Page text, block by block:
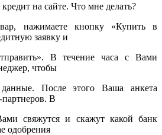
на сайте. Что мне делать?
нажимаете кнопку «Купить в
заявку и
В течение часа с Вами
чтобы
После этого Ваша анкета
партнеров. В
свяжутся и скажут какой банк
одобрения